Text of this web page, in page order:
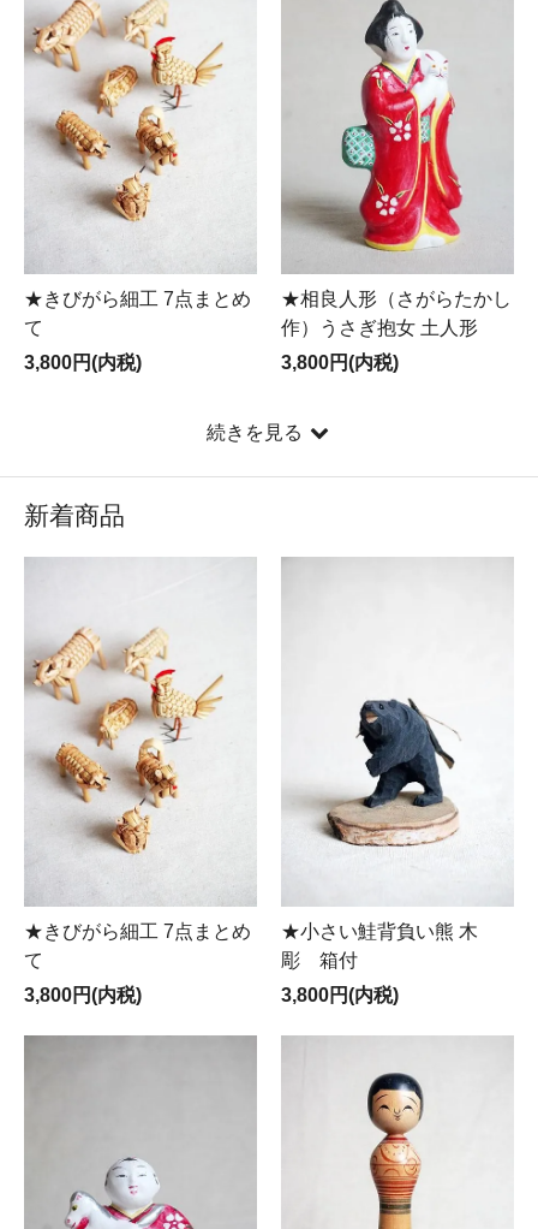
★きびがら細工 7点まとめ
て
3,800円(内税)
★相良人形（さがらたかし
作）うさぎ抱女 土人形
3,800円(内税)
続きを見る
新着商品
★きびがら細工 7点まとめ
て
3,800円(内税)
★小さい鮭背負い熊 木
彫 箱付
3,800円(内税)